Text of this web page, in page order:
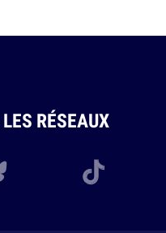
LES RÉSEAUX